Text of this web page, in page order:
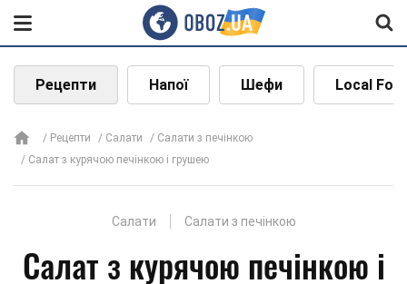
Рецепти Напої Шефи Local
Рецепти Салати
Салати з печінкою
Салат з курячою печінкою і грушею
Салати Салати з печінкою
Салат з курячою печінкою і